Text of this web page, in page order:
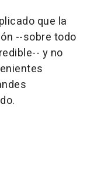
que la
--sobre todo
y no